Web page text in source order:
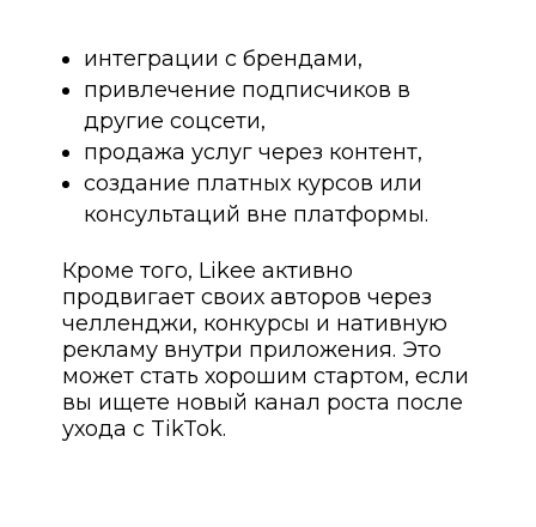
интеграции с брендами,
привлечение подписчиков в
другие соцсети,
продажа услуг через контент,
создание платных курсов или
консультаций вне платформы.
Кроме того, Likee активно
продвигает своих авторов через
челленджи, конкурсы и нативную
рекламу внутри приложения. Это
может стать хорошим стартом, если
вы ищете новый канал роста после
ухода с TikTok.